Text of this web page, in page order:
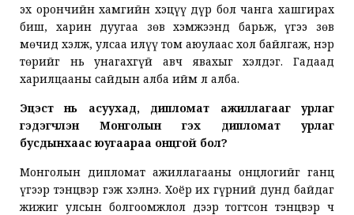
эх орончийн хамгийн хэцүү дүр бол чанга хашгирах
биш, харин дуугаа зөв хэмжээнд барьж, үгээ зөв
мөчид хэлж, улсаа илүү том аюулаас хол байлгаж, нэр
төрийг нь унагахгүй авч явахыг хэлдэг. Гадаад
харилцааны сайдын алба ийм л алба.
Эцэст нь асуухад, дипломат ажиллагааг урлаг
гэдэгчлэн Монголын гэх дипломат урлаг
бусдынхаас юугаараа онцгой бол?
Монголын дипломат ажиллагааны онцлогийг ганц
үгээр тэнцвэр гэж хэлнэ. Хоёр их гүрний дунд байдаг
жижиг улсын болгоомжлол дээр тогтсон тэнцвэр ч